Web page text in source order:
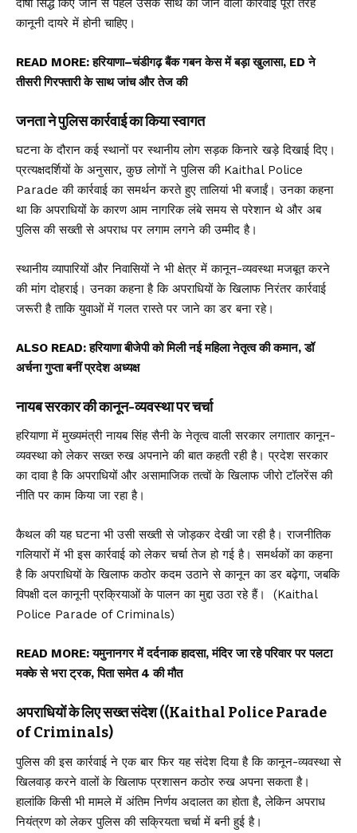
दोषी सिद्ध किए जाने से पहले उसके साथ की जाने वाली कार्रवाई पूरी तरह
कानूनी दायरे में होनी चाहिए।
READ MORE:हरियाणा–चंडीगढ़ बैंक गबन केस में बड़ा खुलासा, ED ने
तीसरी गिरफ्तारी के साथ जांच और तेज की
जनता ने पुलिस कार्रवाई का किया स्वागत
घटना के दौरान कई स्थानों पर स्थानीय लोग सड़क किनारे खड़े दिखाई दिए।
प्रत्यक्षदर्शियों के अनुसार, कुछ लोगों ने पुलिस की Kaithal Police
Parade की कार्रवाई का समर्थन करते हुए तालियां भी बजाईं। उनका कहना
था कि अपराधियों के कारण आम नागरिक लंबे समय से परेशान थे और अब
पुलिस की सख्ती से अपराध पर लगाम लगने की उम्मीद है।
स्थानीय व्यापारियों और निवासियों ने भी क्षेत्र में कानून-व्यवस्था मजबूत करने
की मांग दोहराई। उनका कहना है कि अपराधियों के खिलाफ निरंतर कार्रवाई
जरूरी है ताकि युवाओं में गलत रास्ते पर जाने का डर बना रहे।
ALSO READ:हरियाणा बीजेपी को मिली नई महिला नेतृत्व की कमान, डॉ
अर्चना गुप्ता बनीं प्रदेश अध्यक्ष
नायब सरकार की कानून-व्यवस्था पर चर्चा
हरियाणा में मुख्यमंत्री नायब सिंह सैनी के नेतृत्व वाली सरकार लगातार कानून-
व्यवस्था को लेकर सख्त रुख अपनाने की बात कहती रही है। प्रदेश सरकार
का दावा है कि अपराधियों और असामाजिक तत्वों के खिलाफ जीरो टॉलरेंस की
नीति पर काम किया जा रहा है।
कैथल की यह घटना भी उसी सख्ती से जोड़कर देखी जा रही है। राजनीतिक
गलियारों में भी इस कार्रवाई को लेकर चर्चा तेज हो गई है। समर्थकों का कहना
है कि अपराधियों के खिलाफ कठोर कदम उठाने से कानून का डर बढ़ेगा, जबकि
विपक्षी दल कानूनी प्रक्रियाओं के पालन का मुद्दा उठा रहे हैं। (Kaithal
Police Parade of Criminals)
READ MORE:यमुनानगर में दर्दनाक हादसा, मंदिर जा रहे परिवार पर पलटा
मक्के से भरा ट्रक, पिता समेत 4 की मौत
अपराधियों के लिए सख्त संदेश ((Kaithal Police Parade
of Criminals)
पुलिस की इस कार्रवाई ने एक बार फिर यह संदेश दिया है कि कानून-व्यवस्था से
खिलवाड़ करने वालों के खिलाफ प्रशासन कठोर रुख अपना सकता है।
हालांकि किसी भी मामले में अंतिम निर्णय अदालत का होता है, लेकिन अपराध
नियंत्रण को लेकर पुलिस की सक्रियता चर्चा में बनी हुई है।